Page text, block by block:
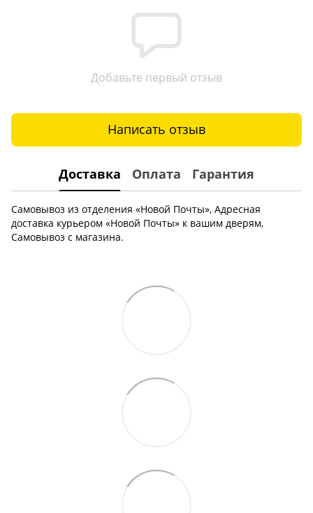
Добавьте первый отзыв
Написать отзыв
Доставка Оплата Гарантия
Самовывоз из отделения «Новой Почты», Адресная
доставка курьером «Новой Почты» к вашим дверям,
Самовывоз с магазина.